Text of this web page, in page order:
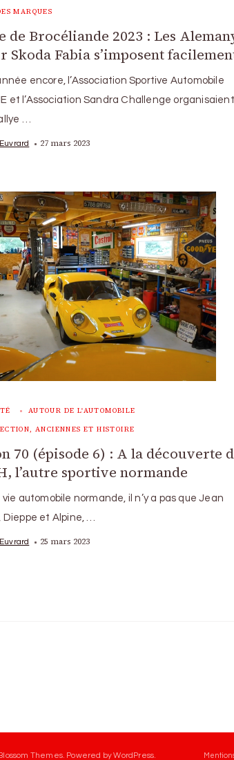
MARQUES
de Brocéliande 2023 : Les
Skoda Fabia s’imposent
encore, l’Association Sportive Automobile
et l’Association Sandra Challenge
…
27 mars 2023
AUTOUR DE L'AUTOMOBILE
ANCIENNES ET HISTOIRE
70 (épisode 6) : A la découverte
l’autre sportive normande
vie automobile normande, il n’y a pas que Jean
Dieppe et Alpine, …
25 mars 2023
Themes Powered byWordPress